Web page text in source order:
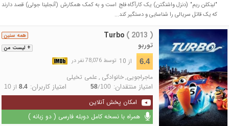
"لینکلن ریم" (دنزل واشنگتن) یک کارآگاه فلج است و به کمک همکارش (آنجلینا جولی) قصد دارند
که یک قاتل سریالی را شناسایی و دستگیر کند...
+ لیست من
همه سنین Turbo ( 2013 )
توربو
6.4 از 10 توسط 78,076 نفر در
ماجراجویی, خانوادگی , علمی تخیلی
امتیاز منتقدان: 58/100 امتیاز کاربران: 8.4 از 10
امکان پخش آنلاین
همراه با نسخه کامل دوبله فارسی ( دو زبانه )